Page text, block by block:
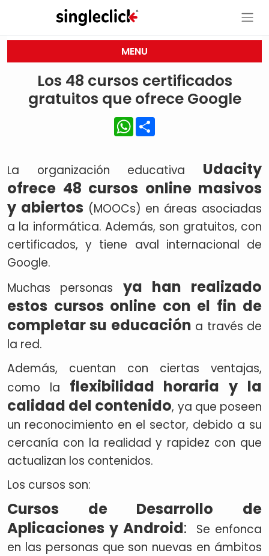
MENU
Los 48 cursos certificados
gratuitos que ofrece Google
WhatsApp
La organización educativa Udacity
ofrece 48 cursos online masivos
y abiertos (MOOCs) en áreas asociadas
a la informática. Además, son gratuitos, con
certificados, y tiene aval internacional de
Google.
Muchas personas ya han realizado
estos cursos online con el fin de
completar su educación a través de
la red.
Además, cuentan con ciertas ventajas,
como la flexibilidad horaria y la
calidad del contenido, ya que poseen
un reconocimiento en el sector, debido a su
cercanía con la realidad y rapidez con que
actualizan los contenidos.
Los cursos son:
Cursos de Desarrollo de
Aplicaciones y Android: Se enfonca
en las personas que son nuevas en ámbitos